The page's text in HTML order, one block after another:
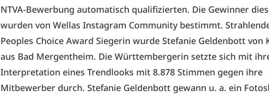
NTVA-Bewerbung automatisch qualifizierten. Die Gewinner
wurden von Wellas Instagram Community bestimmt.
Peoples Choice Award Siegerin wurde Stefanie Geldenbott von
aus Bad Mergentheim. Die Württembergerin setzte sich mit
Interpretation eines Trendlooks mit 8.878 Stimmen gegen ihre
Mitbewerber durch. Stefanie Geldenbott gewann u. a. ein